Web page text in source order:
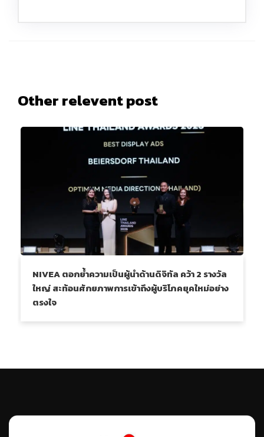
Other relevent post
NIVEA ตอกย้ำความเป็นผู้นำด้านดิจิทัล คว้า 2 รางวัล
ใหญ่ สะท้อนศักยภาพการเข้าถึงผู้บริโภคยุคใหม่อย่าง
ตรงใจ